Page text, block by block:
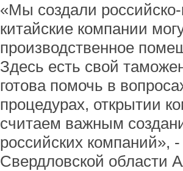
«Мы создали российско-
китайские компании
производственное
Здесь есть свой
готова помочь в
процедурах, открытии
считаем важным
российских компаний»,
Свердловской области